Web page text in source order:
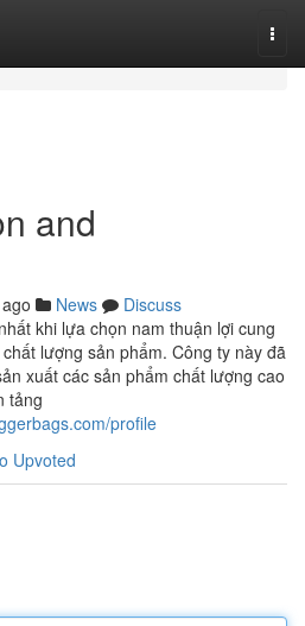
and
News
Discuss
khi lựa chọn nam thuận lợi cung
lượng sản phẩm. Công ty này đã
xuất các sản phẩm chất lượng cao
tảng
profile
Upvoted